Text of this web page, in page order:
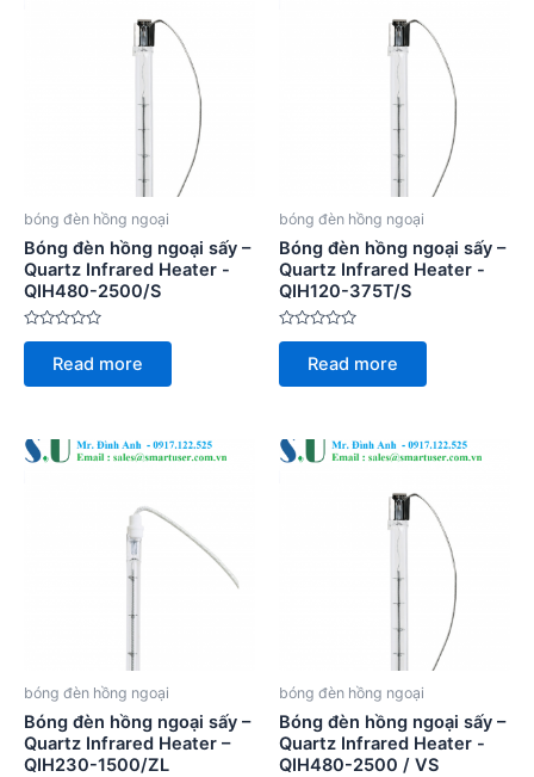
bóng đèn hồng ngoại
Bóng đèn hồng ngoại sấy –
Quartz Infrared Heater -
QIH480-2500/S
Rated
of
Read more
bóng đèn hồng ngoại
Bóng đèn hồng ngoại sấy –
Quartz Infrared Heater -
QIH120-375T/S
Rated
of
Read more
bóng đèn hồng ngoại
Bóng đèn hồng ngoại sấy –
Quartz Infrared Heater –
QIH230-1500/ZL
bóng đèn hồng ngoại
Bóng đèn hồng ngoại sấy –
Quartz Infrared Heater -
QIH480-2500 / VS